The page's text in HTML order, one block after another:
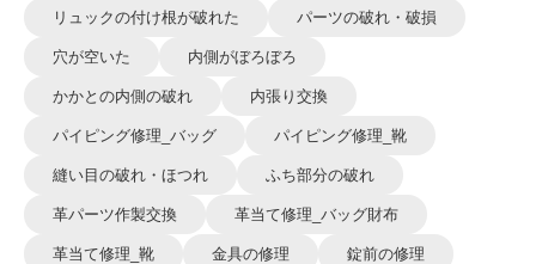
リュックの付け根が破れた パーツの破れ・破損
穴が空いた 内側がぼろぼろ
かかとの内側の破れ 内張り交換
パイピング修理_バッグ パイピング修理_靴
縫い目の破れ・ほつれ ふち部分の破れ
革パーツ作製交換 革当て修理_バッグ財布
革当て修理_靴 金具の修理 錠前の修理